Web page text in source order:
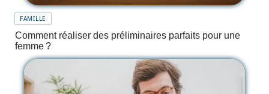
FAMILLE
Comment réaliser des préliminaires parfaits pour une
femme ?